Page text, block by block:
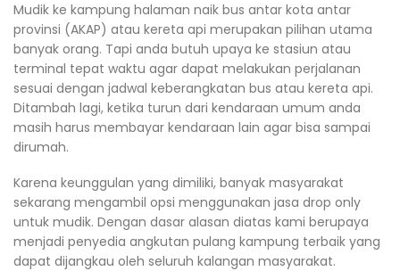
Mudik ke kampung halaman naik bus antar kota antar
provinsi (AKAP) atau kereta api merupakan pilihan utama
banyak orang. Tapi anda butuh upaya ke stasiun atau
terminal tepat waktu agar dapat melakukan perjalanan
sesuai dengan jadwal keberangkatan bus atau kereta api.
Ditambah lagi, ketika turun dari kendaraan umum anda
masih harus membayar kendaraan lain agar bisa sampai
dirumah.
Karena keunggulan yang dimiliki, banyak masyarakat
sekarang mengambil opsi menggunakan jasa drop only
untuk mudik. Dengan dasar alasan diatas kami berupaya
menjadi penyedia angkutan pulang kampung terbaik yang
dapat dijangkau oleh seluruh kalangan masyarakat.